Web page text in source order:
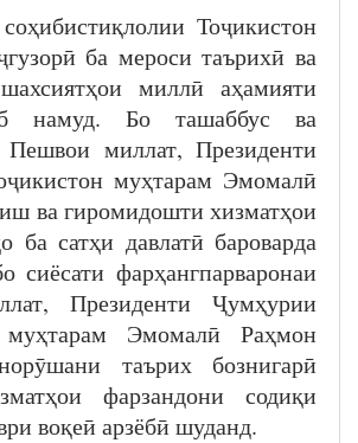
Тоҷикистон
ба мероси таърихӣ ва
миллӣ аҳамияти
намуд. Бо ташаббус ва
Пешвои миллат, Президенти
муҳтарам Эмомалӣ
ва гиромидошти хизматҳои
ба сатҳи давлатӣ бароварда
фарҳангпарваронаи
Президенти Ҷумҳурии
муҳтарам Эмомалӣ Раҳмон
таърих бознигарӣ
фарзандони содиқи
воқеӣ арзёбӣ шуданд.